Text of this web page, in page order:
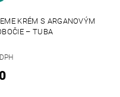
KRÉM S ARGANOVÝM
– TUBA